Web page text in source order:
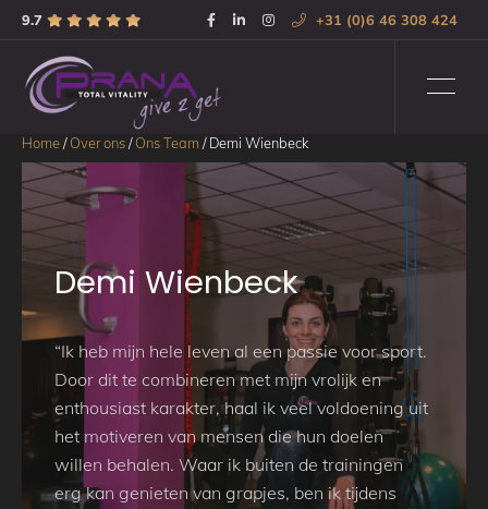
9.7 +31 (0)6 46 308 424
Home/ Over ons/ Ons Team / Demi Wienbeck
Demi Wienbeck
“Ik heb mijn hele leven al een passie voor sport.
Door dit te combineren met mijn vrolijk en
enthousiast karakter, haal ik veel voldoening uit
het motiveren van mensen die hun doelen
willen behalen. Waar ik buiten de trainingen
erg kan genieten van grapjes, ben ik tijdens